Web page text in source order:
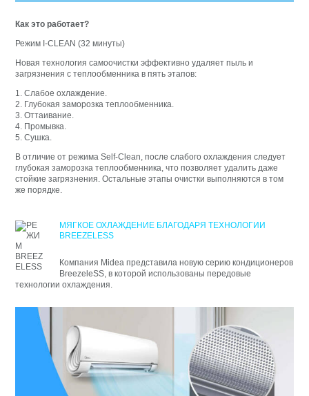
Как это работает?
Режим I-CLEAN (32 минуты)
Новая технология самоочистки эффективно удаляет пыль и
загрязнения с теплообменника в пять этапов:
1. Слабое охлаждение.
2. Глубокая заморозка теплообменника.
3. Оттаивание.
4. Промывка.
5. Сушка.
В отличие от режима Self-Clean, после слабого охлаждения следует
глубокая заморозка теплообменника, что позволяет удалить даже
стойкие загрязнения. Остальные этапы очистки выполняются в том
же порядке.
МЯГКОЕ ОХЛАЖДЕНИЕ БЛАГОДАРЯ ТЕХНОЛОГИИ
BREEZELESS
Компания Midea представила новую серию кондиционеров
BreezeleSS, в которой использованы передовые
технологии охлаждения.